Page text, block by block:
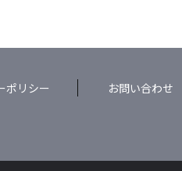
ポリシー お問い合わせ